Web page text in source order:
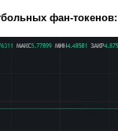
фан-токенов: